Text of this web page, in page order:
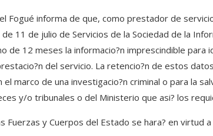
Fogué informa de que, como prestador de
11 de julio de Servicios de la Sociedad de la
de 12 meses la informacio?n imprescindible
del servicio. La retencio?n de estos
marco de una investigacio?n criminal o para la
y/o tribunales o del Ministerio que asi? los
Fuerzas y Cuerpos del Estado se hara? en